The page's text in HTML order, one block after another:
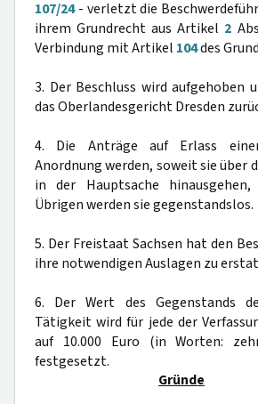
107/24- verletzt die
ihrem Grundrecht aus Artikel 2
Verbindung mit Artikel 104des
3. Der Beschluss wird aufgehoben
das Oberlandesgericht Dresden
4. Die Anträge auf Erlass
Anordnung werden, soweit sie über
in der Hauptsache
Übrigen werden sie gegenstandslos.
5. Der Freistaat Sachsen hat den
ihre notwendigen Auslagen zu
6. Der Wert des Gegenstands
Tätigkeit wird für jede der
auf 10.000 Euro (in Worten:
festgesetzt.
Gründe